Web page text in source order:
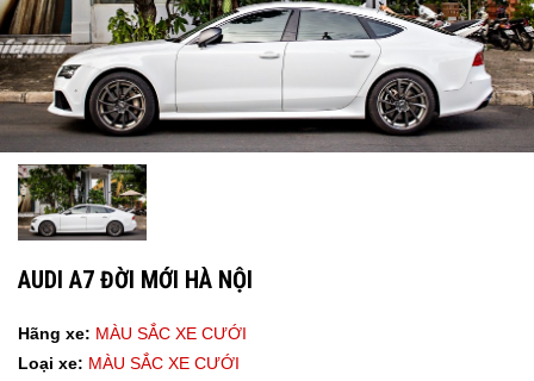
AUDI A7 ĐỜI MỚI HÀ NỘI
Hãng xe: MÀU SẮC XE CƯỚI
Loại xe: MÀU SẮC XE CƯỚI